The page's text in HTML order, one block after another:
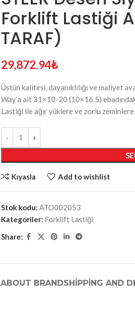
ÜRÜN KATEGORILERI
Forklift Lastiği
Havalı Set Forklift Lastiği
Liman Lastiği
Loader Lastiği
Bobcat & Mini Loader Lastiği
Backhoe Loader & Kepçe Lastiği
Forklift Lastiği
TARAF)
29,872.94₺
Üstün kalitesi, dayanıklılığı ve maliyet
Way’a ait 31×10-20 (10×16.5)
Lastiği ile ağır yüklere ve zorlu zeminlere
Kıyasla Add to wishlist
Stok kodu: ATO002053
Kategoriler: Forklift Lastiği
Share:
ABOUT BRANDSHIPPING AND